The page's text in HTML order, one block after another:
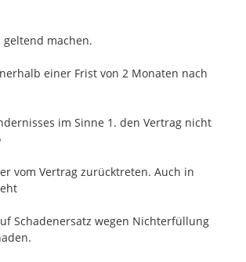
geltend machen.
einer Frist von 2 Monaten nach
im Sinne 1. den Vertrag nicht
vom Vertrag zurücktreten. Auch in
Schadenersatz wegen Nichterfüllung